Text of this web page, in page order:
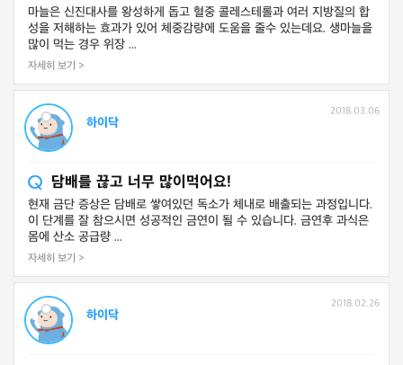
마늘은 신진대사를 왕성하게 돕고 혈중 콜레스테롤과 여러 지방질의 합
성을 저해하는 효과가 있어 체중감량에 도움을 줄수 있는데요. 생마늘을
많이 먹는 경우 위장 ...
자세히 보기 >
하이닥
2018.03.06
담배를 끊고 너무 많이먹어요!
현재 금단 증상은 담배로 쌓여있던 독소가 체내로 배출되는 과정입니다.
이 단계를 잘 참으시면 성공적인 금연이 될 수 있습니다. 금연후 과식은
몸에 산소 공급량 ...
자세히 보기 >
하이닥
2018.02.26